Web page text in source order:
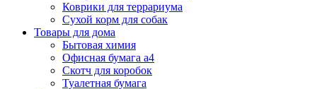
Коврики для террариума
Сухой корм для собак
Товары для дома
Бытовая химия
Офисная бумага а4
Скотч для коробок
Туалетная бумага